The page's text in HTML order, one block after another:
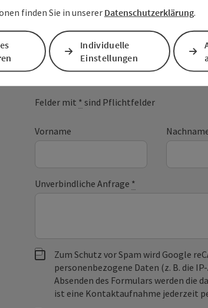
Ihre Nachricht
Felder mit * sind Pflichtfelder
Vorname
Unverbindliche Anfrage *
Zum Schutz vor Spam wird Google
personenbezogene Daten (z. B. die
Absenden des Formulars werden
ist eine Kontaktaufnahme jederzeit
finden Sie in unserer Datenschutzerklärung.
Individuelle
Einstellungen